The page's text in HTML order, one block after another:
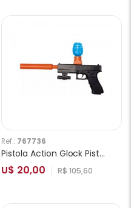
Ref.: 767736
Pistola Action Glock Pistol Orbeez de Gel
U$ 20,00 R$ 105,60